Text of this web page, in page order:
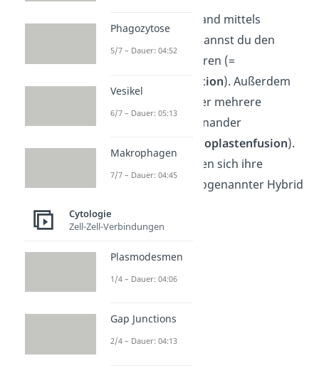
Wenn du die Zellwand mittels
Enzymen auflöst, kannst du den
Protoplasten isolieren (=
Protoplastenisolation). Außerdem
kannst du zwei oder mehrere
Protoplasten miteinander
Protoplastenfusion).
Dadurch vermischen sich ihre
Genome
und ein sogenannter Hybrid
Phagozytose
5/7 – Dauer: 04:52
Vesikel
6/7 – Dauer: 05:13
Makrophagen
7/7 – Dauer: 04:45
Cytologie
Zell-Zell-Verbindungen
Plasmodesmen
1/4 – Dauer: 04:06
Gap Junctions
2/4 – Dauer: 04:13